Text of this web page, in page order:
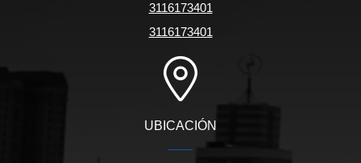
3116173401
3116173401
UBICACIÓN